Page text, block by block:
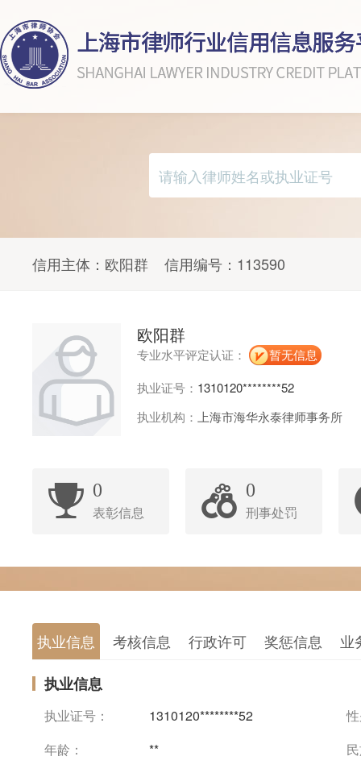
信用主体： 欧阳群 信用编号： 113590
欧阳群
专业水平评定认证：
暂无信息
执业证号： 1310120********52
执业机构： 上海市海华永泰律师事务所
0
表彰信息
0
刑事处罚
执业信息 考核信息 行政许可 奖惩信息 业
执业信息
执业证号： 1310120********52
年龄：
**